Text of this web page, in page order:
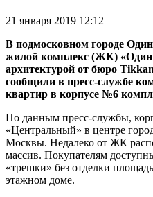
21 января 2019 12:12
В подмосковном городе
жилой комплекс (ЖК)
архитектурой от бюро
сообщили в пресс-службе
квартир в корпусе №6
По данным пресс-службы,
«Центральный» в центре
Москвы. Недалеко от ЖК
массив. Покупателям
«трешки» без отделки
этажном доме.